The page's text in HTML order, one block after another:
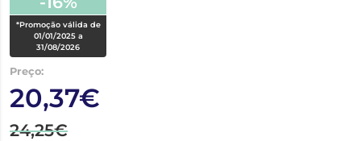
*Promoção válida de
01/01/2025 a
31/08/2026
Preço:
20,37€
24,25€